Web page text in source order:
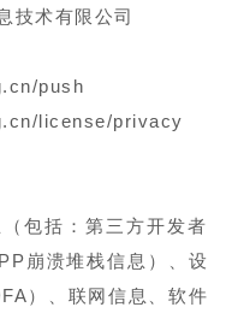
技术有限公司
push
license/privacy
包括：第三方开发者
崩溃堆栈信息）、设
）、联网信息、软件